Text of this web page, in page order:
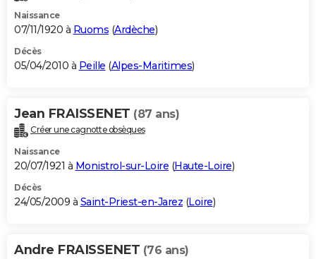
Naissance
07/11/1920 à Ruoms (Ardèche)
Décès
05/04/2010 à Peille (Alpes-Maritimes)
Jean FRAISSENET (87 ans)
Créer une cagnotte obsèques
Naissance
20/07/1921 à Monistrol-sur-Loire (Haute-Loire)
Décès
24/05/2009 à Saint-Priest-en-Jarez (Loire)
Andre FRAISSENET (76 ans)